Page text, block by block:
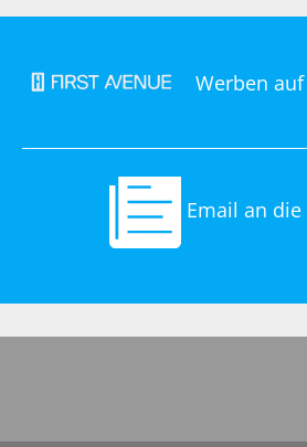
Werben auf
Email an die